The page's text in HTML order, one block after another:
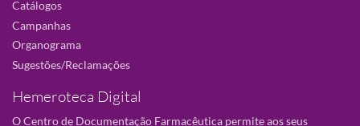
Catálogos
Campanhas
Organograma
Sugestões/Reclamações
Hemeroteca Digital
O Centro de Documentação Farmacêutica permite aos seus